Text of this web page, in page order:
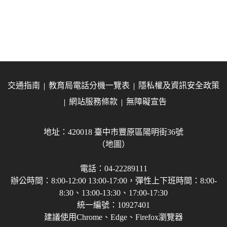
交通指南 教育局電話分機一覽表
隱私權及資訊安全政策
網站服務條款
無障礙宣告
地址：420018 臺中市豐原區陽明街36號
（地圖）
電話：04-22289111
辦公時間：8:00-12:00 13:00-17:00，彈性上下班時間：8:00-
8:30、13:00-13:30、17:00-17:30
統一編號：10927401
建議使用Chrome、Edge、Firefox瀏覽器